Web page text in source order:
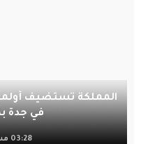
في جدة
03:28 مساءً, 29 Jul 2026